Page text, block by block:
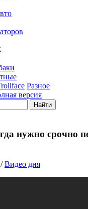
Разное
версия
Найти
нужно срочно
/Видео дня